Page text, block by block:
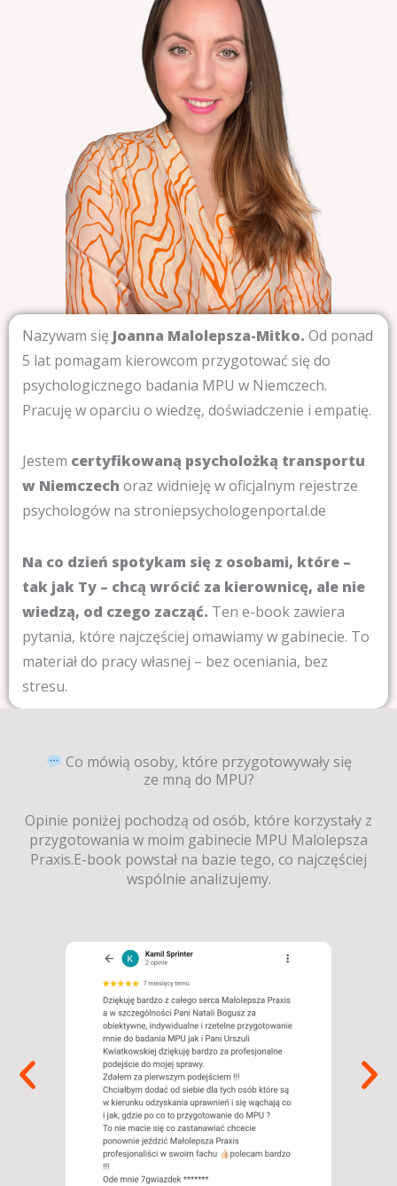
Nazywam się Joanna Malolepsza-Mitko. Od ponad
5 lat pomagam kierowcom przygotować się do
psychologicznego badania MPU w Niemczech.
Pracuję w oparciu o wiedzę, doświadczenie i empatię.
Jestem certyfikowaną psycholożką transportu
w Niemczech oraz widnieję w oficjalnym rejestrze
psychologów na stroniepsychologenportal.de
Na co dzień spotykam się z osobami, które –
tak jak Ty – chcą wrócić za kierownicę, ale nie
wiedzą, od czego zacząć. Ten e-book zawiera
pytania, które najczęściej omawiamy w gabinecie. To
materiał do pracy własnej – bez oceniania, bez
stresu.
Co mówią osoby, które przygotowywały się
ze mną do MPU?
Opinie poniżej pochodzą od osób, które korzystały z
przygotowania w moim gabinecie MPU Malolepsza
Praxis.E-book powstał na bazie tego, co najczęściej
wspólnie analizujemy.